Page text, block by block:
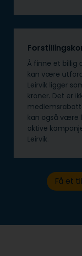
Å finne et billig
kan være
Leirvik ligger
kroner. Det er
kan også være
aktive
Leirvik.
Få et